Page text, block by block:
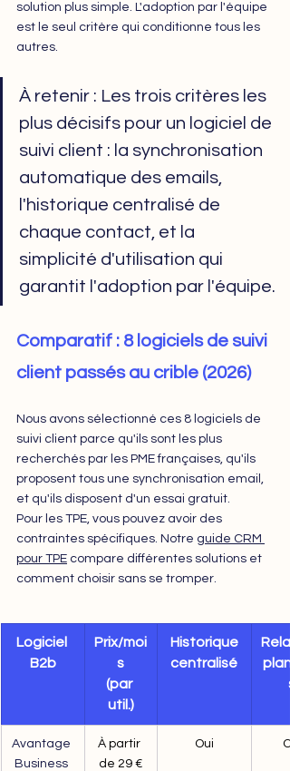
solution plus simple. L'adoption par l'équipe
est le seul critère qui conditionne tous les
autres.
À retenir : Les trois critères les
plus décisifs pour un logiciel de
suivi client : la synchronisation
automatique des emails,
l'historique centralisé de
chaque contact, et la
simplicité d'utilisation qui
garantit l'adoption par l'équipe.
Comparatif : 8 logiciels de suivi
client passés au crible (2026)
Nous avons sélectionné ces 8 logiciels de
suivi client parce qu'ils sont les plus
recherchés par les PME françaises, qu'ils
proposent tous une synchronisation email,
et qu'ils disposent d'un essai gratuit.
Pour les TPE, vous pouvez avoir des
contraintes spécifiques. Notre guide CRM
pour TPE compare différentes solutions et
comment choisir sans se tromper.
Logiciel
B2b
Prix/moi
s
(par
util.)
Historique
centralisé
s
Avantage
Business
À partir
de 29 €
Oui